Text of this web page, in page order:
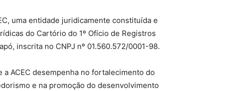
uma entidade juridicamente constituída e
do Cartório do 1º Ofício de Registros
inscrita no CNPJ nº 01.560.572/0001-98.
ACEC desempenha no fortalecimento do
e na promoção do desenvolvimento